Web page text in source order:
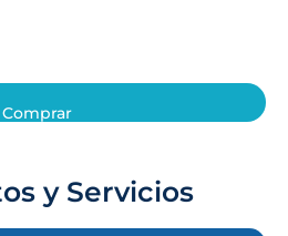
Comprar
y Servicios